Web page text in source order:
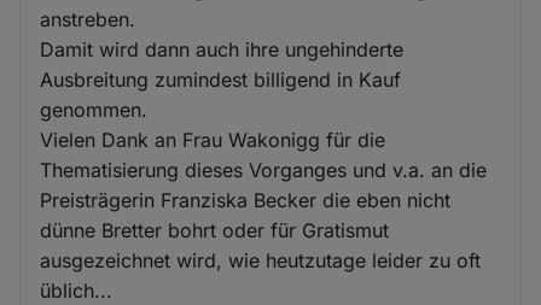
anstreben.
Damit wird dann auch ihre ungehinderte
Ausbreitung zumindest billigend in Kauf
genommen.
Vielen Dank an Frau Wakonigg für die
Thematisierung dieses Vorganges und v.a. an die
Preisträgerin Franziska Becker die eben nicht
dünne Bretter bohrt oder für Gratismut
ausgezeichnet wird, wie heutzutage leider zu oft
üblich...